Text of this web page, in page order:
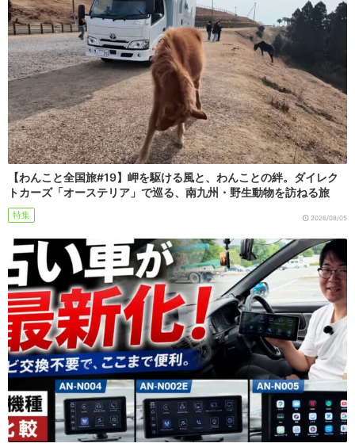
【わんこと全国旅#19】岬を駆ける風と、わんことの絆。ダイレク
トカーズ「オーステリア」で巡る、南九州・野生動物を訪ねる旅
特集 2026/08/05